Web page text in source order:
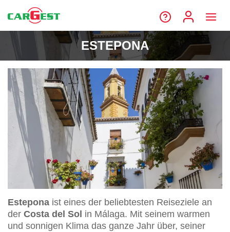
ESTEPONA
Estepona ist eines der beliebtesten Reiseziele an
der Costa del Sol in Málaga. Mit seinem warmen
und sonnigen Klima das ganze Jahr über, seiner